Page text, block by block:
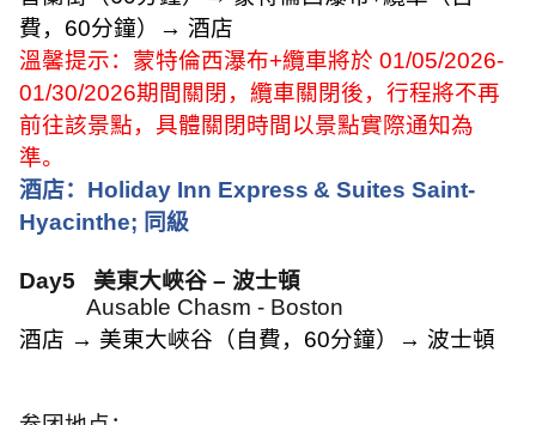
費， 60分鐘） → 酒店
溫馨提示：蒙特倫西瀑布+纜車將於 01/05/2026-
01/30/2026期間關閉，纜車關閉後，行程將不再
前往該景點，具體關閉時間以景點實際通知為
準。
酒店： Holiday Inn Express & Suites Saint-
Hyacinthe; 同級
Day5
美東大峽谷 – 波士頓
Ausable Chasm - Boston
酒店 → 美東大峽谷（自費， 60分鐘） → 波士頓